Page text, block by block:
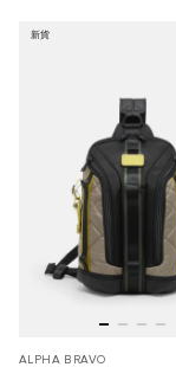
新貨
ALPHA BRAVO